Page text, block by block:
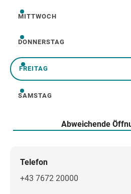
Mittwoch
MITTWOCH
Donnerstag
DONNERSTAG
Freitag
FREITAG
Samstag
SAMSTAG
Abweichende
Telefon
+43 7672 20000